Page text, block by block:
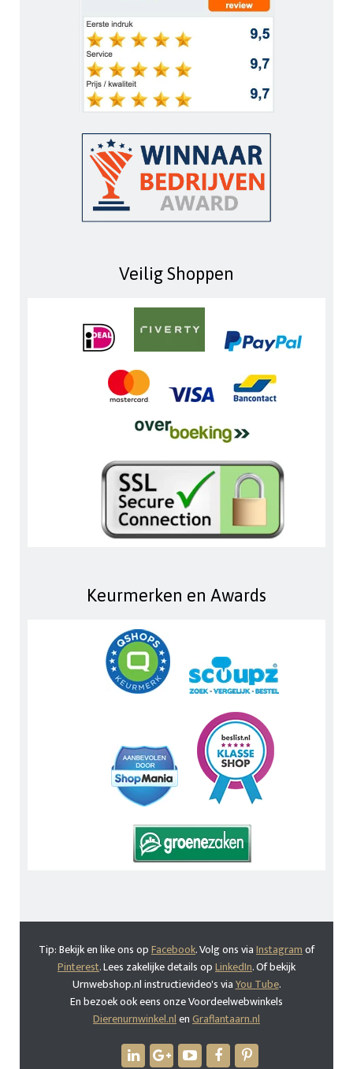
Veilig Shoppen
Keurmerken en Awards
Tip: Bekijk en like ons opFacebook. Volg ons viaInstagramof
Pinterest. Lees zakelijke details opLinkedIn. Of bekijk
Urnwebshop.nl instructievideo's viaYou Tube.
En bezoek ook eens onze Voordeelwebwinkels
Dierenurnwinkel.nlenGraflantaarn.nl